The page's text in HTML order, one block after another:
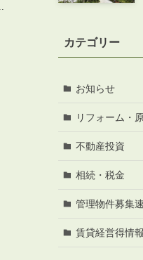
RENTAL
報酬と独自の
手続きの流れ
カテゴリー
お知らせ
リフォーム・
不動産投資
相続・税金
管理物件募集
賃貸経営得情報